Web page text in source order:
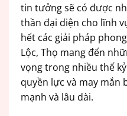
tin tưởng sẽ có được
thần đại diện cho lĩnh
hết các giải pháp
Lộc, Thọ mang đến
vọng trong nhiều thế
quyền lực và may mắn
mạnh và lâu dài.